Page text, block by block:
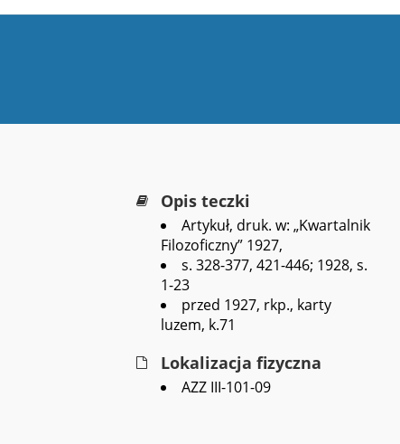
Opis teczki
Artykuł, druk. w: „Kwartalnik
Filozoficzny” 1927,
s. 328-377, 421-446; 1928, s.
1-23
przed 1927, rkp., karty
luzem, k.71
Lokalizacja fizyczna
AZZ III-101-09